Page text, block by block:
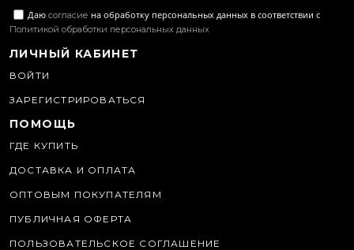
Даю согласие на обработку персональных данных в соответствии с
Политикой обработки персональных данных
ЛИЧНЫЙ КАБИНЕТ
ВОЙТИ
ЗАРЕГИСТРИРОВАТЬСЯ
ПОМОЩЬ
ГДЕ КУПИТЬ
ДОСТАВКА И ОПЛАТА
ОПТОВЫМ ПОКУПАТЕЛЯМ
ПУБЛИЧНАЯ ОФЕРТА
ПОЛЬЗОВАТЕЛЬСКОЕ СОГЛАШЕНИЕ